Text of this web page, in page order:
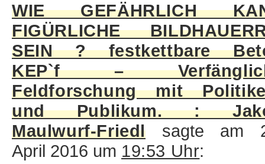
WIE GEFÄHRLICH
FIGÜRLICHE
SEIN ? festkettbare
KEP`f –
Feldforschung mit
und Publikum. :
Maulwurf-Friedl sagte am
April 2016 um 19:53 Uhr: